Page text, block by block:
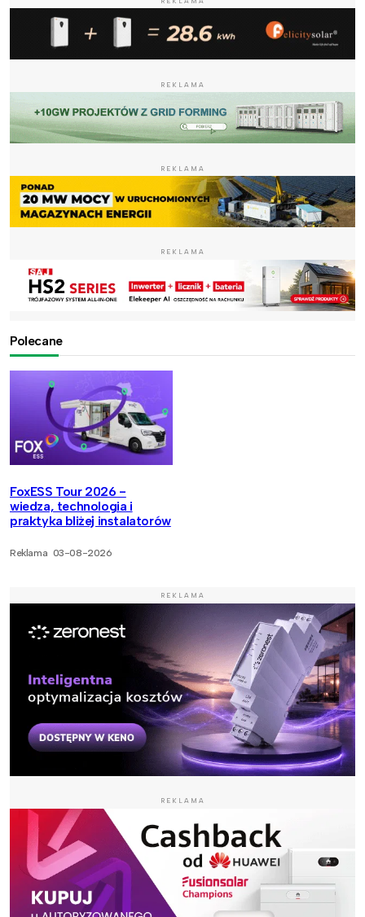
REKLAMA
REKLAMA
REKLAMA
Polecane
FoxESS Tour 2026 -
wiedza, technologia i
praktyka bliżej instalatorów
Reklama 03-08-2026
REKLAMA
REKLAMA